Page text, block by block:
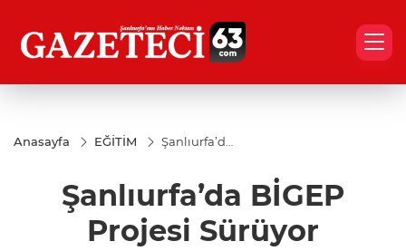
Anasayfa EĞİTİM
Şanlıurfa’da
Sürüyor
Şanlıurfa’da BİGEP
Projesi Sürüyor